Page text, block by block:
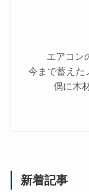
エアコン
今まで蓄えた
偶に木
新着記事